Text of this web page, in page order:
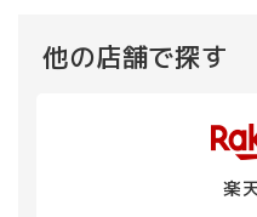
他の店舗で探す
楽